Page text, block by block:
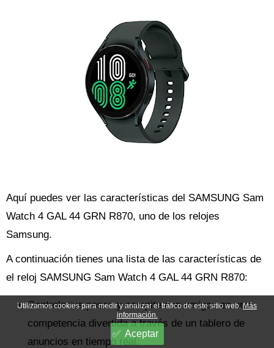
Aquí puedes ver las características del SAMSUNG Sam
Watch 4 GAL 44 GRN R870, uno de los relojes
Samsung.
A continuación tienes una lista de las características de
el reloj SAMSUNG Sam Watch 4 GAL 44 GRN R870:
Controla tus pasos y compite con amigos en una
competencia divertida a través de un tablero de
anuncios en tiempo real.
Utilizamos cookies para medir y analizar el tráfico de este sitio web.Más
información.
Aceptar